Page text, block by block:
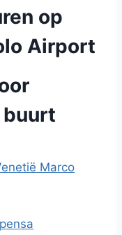
op
Airport
buurt
Marco